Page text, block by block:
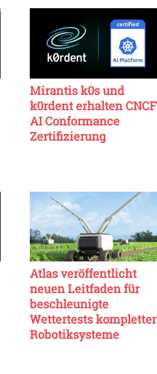
Mirantis k0s und
k0rdent erhalten CNCF
AI Conformance
Zertifizierung
Atlas veröffentlicht
neuen Leitfaden für
beschleunigte
Wettertests kompletter
Robotiksysteme